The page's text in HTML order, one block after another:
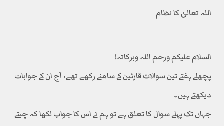
اللہ تعالیٰ کا نظام
السلام علیکم ورحم اللہ وبرکاتہ!
پچھلے ہفتے تین سوالات قارئین کے سامنے رکھے تھے، آج ان کے جوابات
دیکھتے ہیں۔
جہاں تک پہلے سوال کا تعلق ہے تو ہم نے اس کا جواب لکھا کہ چیتے